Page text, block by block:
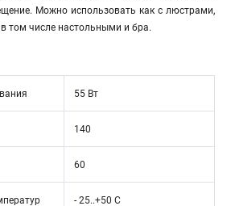
Можно использовать как с люстрами,
том числе настольными и бра.
55 Вт
140
60
- 25..+50 C